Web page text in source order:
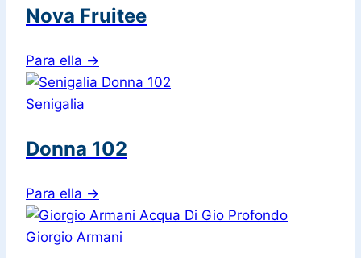
Nova Fruitee
Para ella →
Senigalia
Donna 102
Para ella →
Giorgio Armani